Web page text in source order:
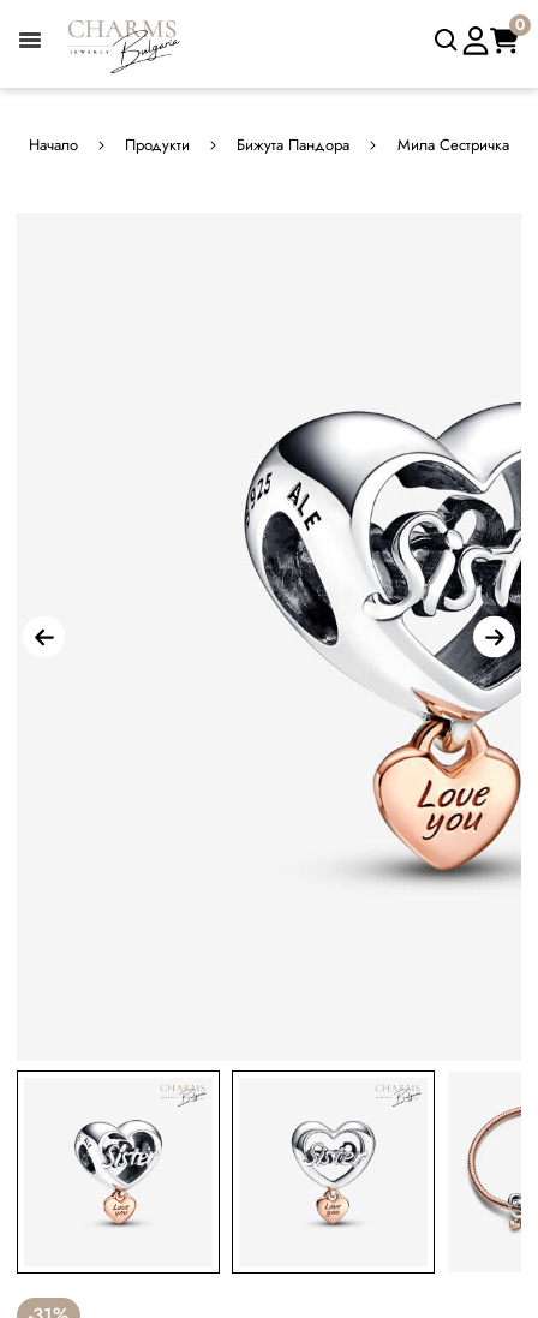
0
Начало Продукти Бижута Пандора Мила Сестричка